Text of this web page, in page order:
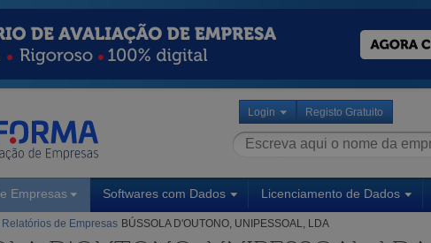
Login Registo Gratuito
Empresas Softwares com Dados Licenciamento de Dados
Relatórios de Empresas BÚSSOLA D'OUTONO, UNIPESSOAL, LDA